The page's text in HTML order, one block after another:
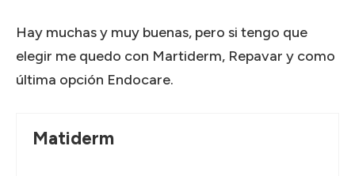
Hay muchas y muy buenas, pero si tengo que
elegir me quedo con Martiderm, Repavar y como
última opción Endocare.
Matiderm